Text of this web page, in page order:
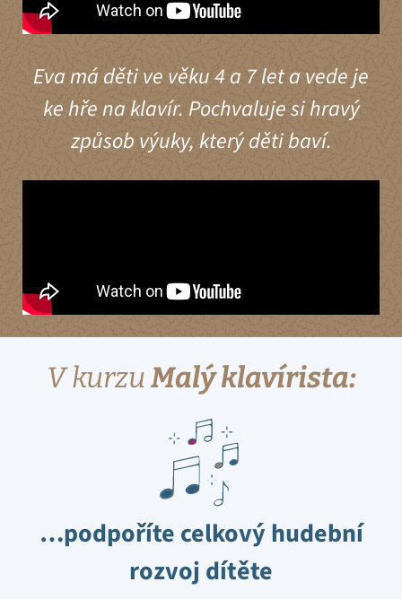
Eva má děti ve věku 4 a 7 let a vede je
ke hře na klavír. Pochvaluje si hravý
způsob výuky, který děti baví.
V kurzuMalý klavírista:
…podpoříte celkový hudební
rozvoj dítěte